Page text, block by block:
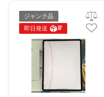
ジャンク品
即日発送